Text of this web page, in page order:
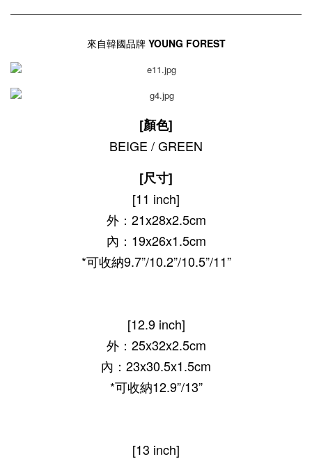
來自韓國品牌 YOUNG FOREST
[顏色]
BEIGE / GREEN
[尺寸]
[11 inch]
外：21x28x2.5cm
內：19x26x1.5cm
*可收納9.7”/10.2”/10.5”/11”
[12.9 inch]
外：25x32x2.5cm
內：23x30.5x1.5cm
*可收納12.9”/13”
[13 inch]